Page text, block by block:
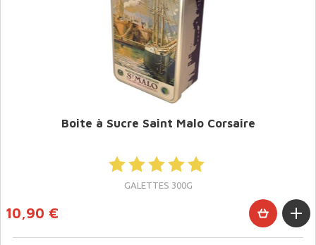
Boite à Sucre Saint Malo Corsaire
GALETTES 300G
10,90 €